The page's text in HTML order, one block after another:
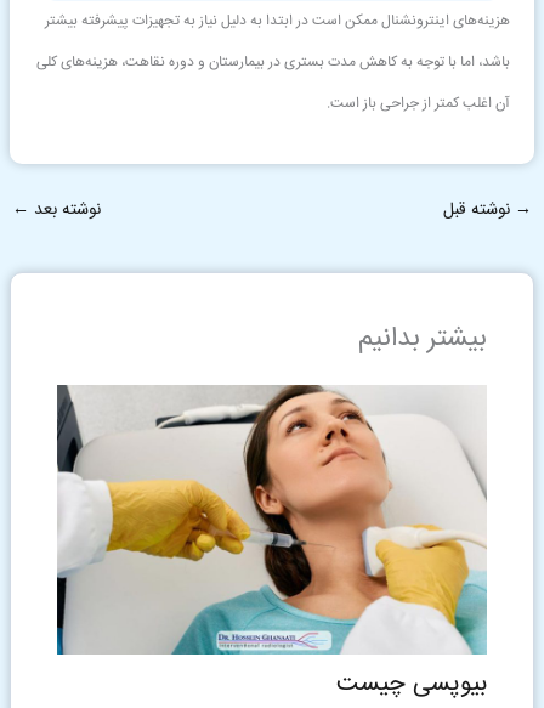
هزینه‌های اینترونشنال ممکن است در ابتدا به دلیل نیاز به تجهیزات پیشرفته بیشتر
باشد، اما با توجه به کاهش مدت بستری در بیمارستان و دوره نقاهت، هزینه‌های کلی
آن اغلب کمتر از جراحی باز است.
→ نوشته قبل نوشته بعد ←
بیشتر بدانیم
بیوپسی چیست